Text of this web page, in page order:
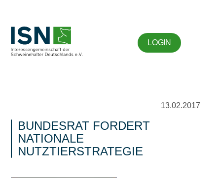
LOGIN
13.02.2017
BUNDESRAT FORDERT
NATIONALE
NUTZTIERSTRATEGIE